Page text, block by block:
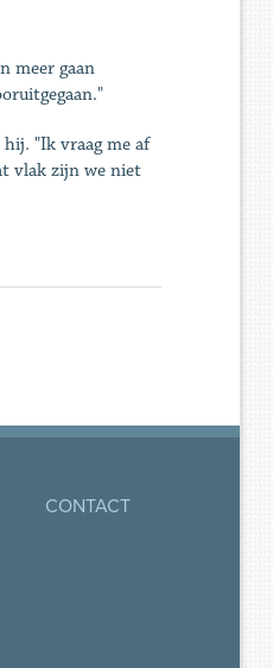
meer gaan
"Ik vraag me af
vlak zijn we niet
CONTACT